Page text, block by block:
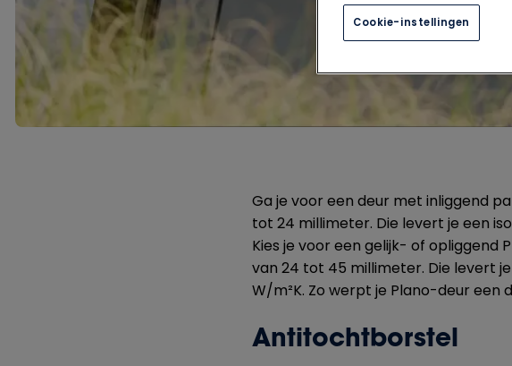
Ga je voor een deur met inliggend
tot 24 millimeter. Die levert je een
Kies je voor een gelijk- of opliggend
van 24 tot 45 millimeter. Die levert
W/m²K. Zo werpt je Plano-deur een
Antitochtborstel
Cookie-instellingen